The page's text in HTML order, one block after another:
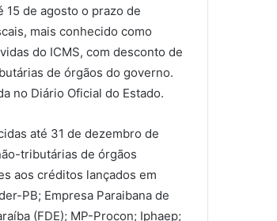
15 de agosto o prazo de
mais conhecido como
do ICMS, com desconto de
de órgãos do governo.
no Diário Oficial do Estado.
até 31 de dezembro de
tributárias de órgãos
aos créditos lançados em
PB; Empresa Paraibana de
(FDE); MP-Procon; Iphaep;